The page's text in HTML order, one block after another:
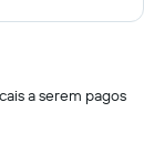
a serem pagos